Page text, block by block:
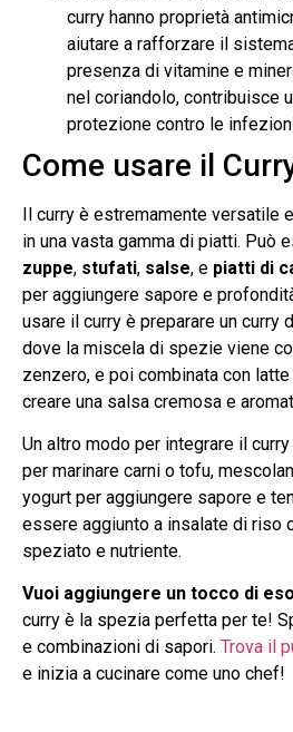
curry hanno proprietà
aiutare a rafforzare il
presenza di vitamine e
nel coriandolo, contribuisce
protezione contro le
Come usare il
Il curry è estremamente versatile
in una vasta gamma di piatti. Può
zuppe, stufati, salse, e piatti di
per aggiungere sapore e
usare il curry è preparare un curry
dove la miscela di spezie viene
zenzero, e poi combinata con
creare una salsa cremosa e
Un altro modo per integrare il
per marinare carni o tofu,
yogurt per aggiungere sapore e
essere aggiunto a insalate di riso
speziato e nutriente.
Vuoi aggiungere un tocco di
curry è la spezia perfetta per te!
e combinazioni di sapori. Trova il
e inizia a cucinare come uno chef!